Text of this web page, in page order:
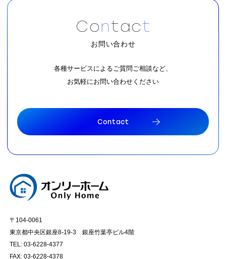
Contact
お問い合わせ
各種サービスによるご質問ご相談など、
お気軽にお問い合わせください
Contact
〒104-0061
東京都中央区銀座8-19-3 銀座竹葉亭ビル4階
TEL: 03-6228-4377
FAX: 03-6228-4378